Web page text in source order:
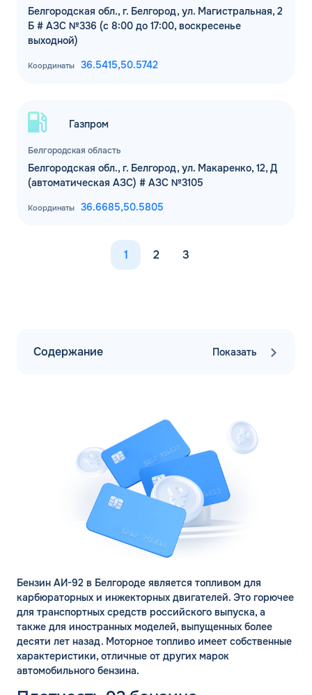
Белгородская обл., г. Белгород, ул. Магистральная, 2
Б # АЗС №336 (с 8:00 до 17:00, воскресенье
выходной)
Координаты 36.5415,50.5742
Белгородская область
Газпром
Белгородская обл., г. Белгород, ул. Макаренко, 12, Д
(автоматическая АЗС) # АЗС №3105
Координаты 36.6685,50.5805
1 2 3
Содержание Показать
Бензин АИ-92 в Белгороде является топливом для
карбюраторных и инжекторных двигателей. Это горючее
для транспортных средств российского выпуска, а
также для иностранных моделей, выпущенных более
десяти лет назад. Моторное топливо имеет собственные
характеристики, отличные от других марок
автомобильного бензина.